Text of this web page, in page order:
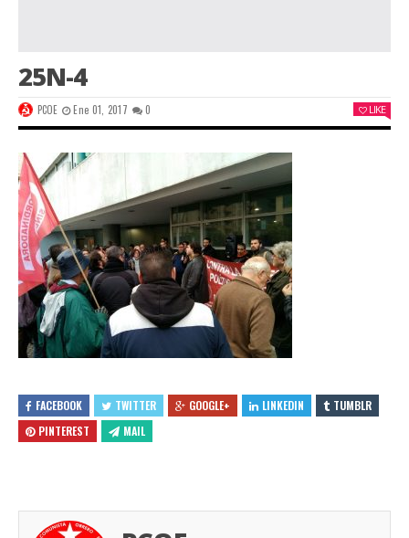
25N-4
PCOE Ene 01, 2017 0 LIKE
FACEBOOK TWITTER GOOGLE+ LINKEDIN
TUMBLR
PINTEREST
MAIL